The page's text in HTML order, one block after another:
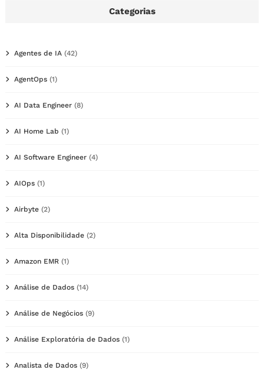
Categorias
Agentes de IA (42)
AgentOps (1)
AI Data Engineer (8)
AI Home Lab (1)
AI Software Engineer (4)
AIOps (1)
Airbyte (2)
Alta Disponibilidade (2)
Amazon EMR (1)
Análise de Dados (14)
Análise de Negócios (9)
Análise Exploratória de Dados (1)
Analista de Dados (9)